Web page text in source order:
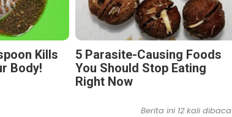
Kills
Body!
5 Parasite-Causing Foods
You Should Stop Eating
Right Now
Berita ini 12 kali dibaca